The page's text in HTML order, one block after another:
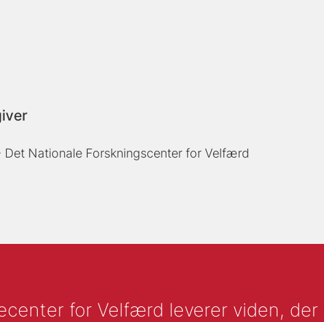
Det Nationale Forskningscenter for Velfærd
for Velfærd leverer viden,